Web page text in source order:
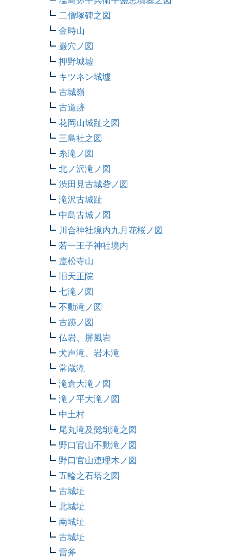
二僧塚碑之図
金時山
巌穴ノ図
押野城墟
キツネン城墟
古城嶺
古道跡
花岡山城趾之図
三島社之図
糸滝ノ図
北ノ沢滝ノ図
渋田見古城砦ノ図
滝沢古城趾
中島古城ノ図
川合神社境内九月花桜ノ図
若一王子神社境内
霊松寺山
旧天正院
七滝ノ図
不動滝ノ図
古跡ノ図
仏岩、屏風岩
犬声滝、岩木滝
常蔵滝
滝倉大滝ノ図
滝ノ平大滝ノ図
中土村
尾丸滝及髭削滝之図
野口官山不動滝ノ図
野口官山連理木ノ図
五輪之石塔之図
古城址
北城址
南城址
古城址
雷斧